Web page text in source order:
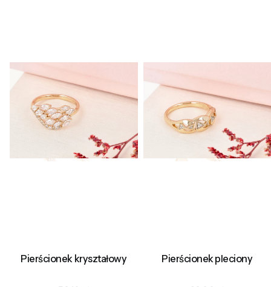
Pierścionek kryształowy Pierścionek pleciony